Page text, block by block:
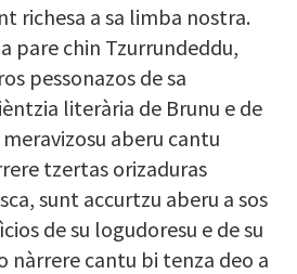
richesa a sa limba nostra.
pare chin Tzurrundeddu,
pessonazos de sa
literària de Brunu e de
aberu cantu
tzertas orizaduras
sunt accurtzu aberu a sos
de su logudoresu e de su
nàrrere cantu bi tenza deo a